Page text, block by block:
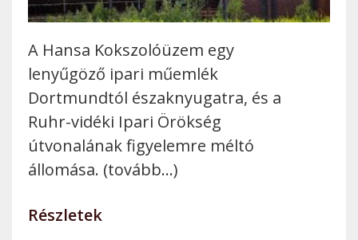
A Hansa Kokszolóüzem egy
lenyűgöző ipari műemlék
Dortmundtól északnyugatra, és a
Ruhr-vidéki Ipari Örökség
útvonalának figyelemre méltó
állomása. (tovább…)
Részletek